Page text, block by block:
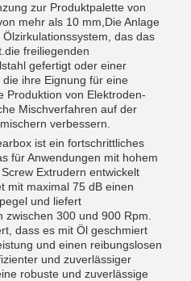
zur Produktpalette von
mehr als 10 mm,Die Anlage
das das
freiliegenden
gefertigt oder einer
ihre Eignung für eine
Produktion von Elektroden-
Mischverfahren auf der
verbessern.
ist ein fortschrittliches
für Anwendungen mit hohem
Extrudern entwickelt
mit maximal 75 dB einen
und liefert
300 und 900 Rpm.
dass es mit Öl geschmiert
und einen reibungslosen
und zuverlässiger
robuste und zuverlässige